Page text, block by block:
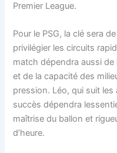
Premier League.
Pour le PSG, la clé sera
privilégier les circuits
match dépendra aussi de
et de la capacité des
pression. Léo, qui suit
succès dépendra
maîtrise du ballon et
d’heure.